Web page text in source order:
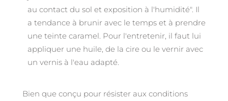
au contact du sol et exposition à l'humidité". Il
a tendance à brunir avec le temps et à prendre
une teinte caramel. Pour l'entretenir, il faut lui
appliquer une huile, de la cire ou le vernir avec
un vernis à l'eau adapté.
Bien que conçu pour résister aux conditions